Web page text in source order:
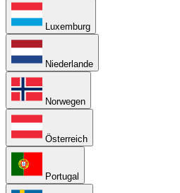
Luxemburg
Niederlande
Norwegen
Österreich
Portugal